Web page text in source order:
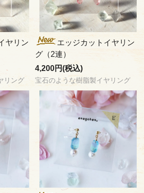
ヤリン
リング
エッジカットイヤリン
グ（2連）
4,200円(税込)
宝石のような樹脂製イヤリング